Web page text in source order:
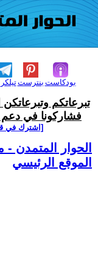
بنترست بودكاست
تبرعاتكم وتبرعاتكن
فشاركونا في دعم
[اشترك في
الحوار المتمدن -
الموقع الرئيسي